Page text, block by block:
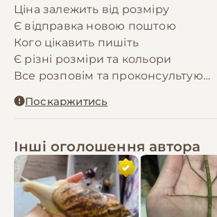
Ціна залежить від розміру
Є відправка новою поштою
Кого цікавить пишіть
Є різні розміри та кольори
Все розповім та проконсультую
Поскаржитись
Інші оголошення автора